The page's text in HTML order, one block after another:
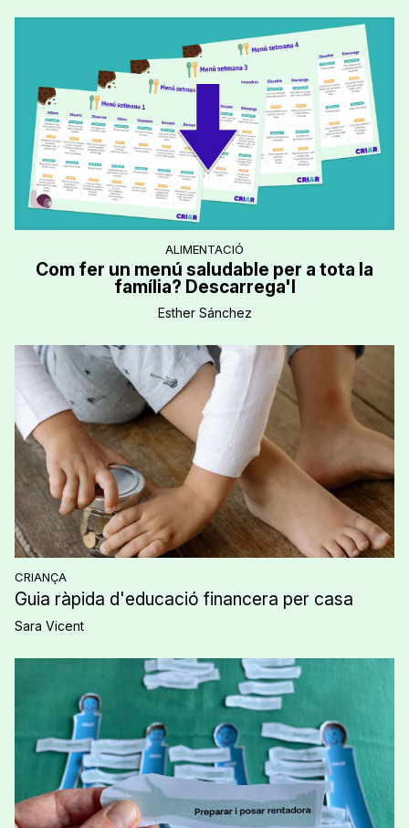
CRIANÇA
Guia ràpida d'educació financera per casa
Sara Vicent
ALIMENTACIÓ
Com fer un menú saludable per a tota la
família? Descarrega'l
Esther Sánchez